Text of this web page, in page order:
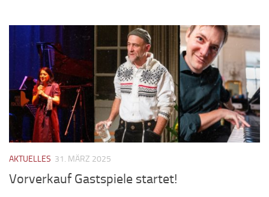
AKTUELLES 31. MÄRZ 2025
Vorverkauf Gastspiele startet!